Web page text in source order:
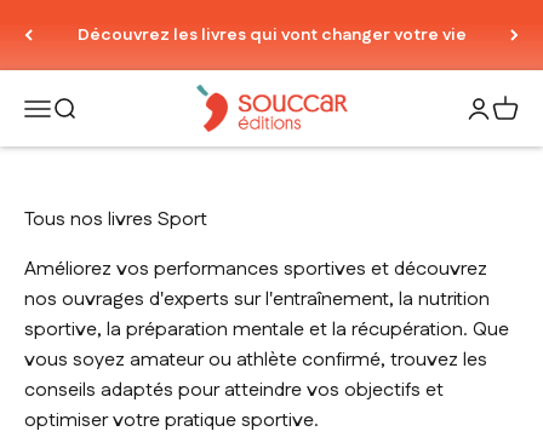
Découvrez les livres qui vont changer votre vie
Ouvrir la navigation
Ouvrir la rechercheThierry Souccar Editions Ouvrir
Voir
Tous nos livres Sport
Améliorez vos performances sportives et découvrez
nos ouvrages d'experts sur l'entraînement, la nutrition
sportive, la préparation mentale et la récupération. Que
vous soyez amateur ou athlète confirmé, trouvez les
conseils adaptés pour atteindre vos objectifs et
optimiser votre pratique sportive.